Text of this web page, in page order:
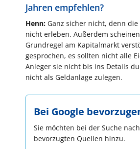
Jahren empfehlen?
Henn: Ganz sicher nicht, denn
nicht erleben. Außerdem
Grundregel am Kapitalmarkt
gesprochen, es sollten nicht alle
Anleger sie nicht bis ins Details
nicht als Geldanlage zulegen.
Bei Google
Sie möchten bei der Suche
bevorzugten Quellen hinzu.